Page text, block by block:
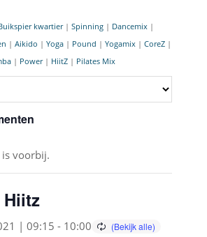
kwartier| Spinning| Dancemix|
| Aikido | Yoga| Pound | Yogamix| CoreZ|
| Power| HiitZ| Pilates Mix
voorbij.
Hiitz
| 09:15 - 10:00